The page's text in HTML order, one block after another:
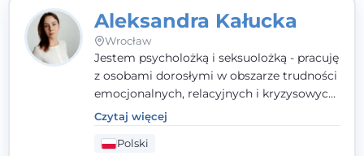
Aleksandra Kałucka
Wrocław
Jestem psycholożką i seksuolożką - pracuję
z osobami dorosłymi w obszarze trudności
emocjonalnych, relacyjnych i kryzysowych,
w tym z osobami po doświadczeniach
przemocy. Ukończyłam psychologię
kliniczną oraz studia podyplomowe z
Czytaj więcej
Polski